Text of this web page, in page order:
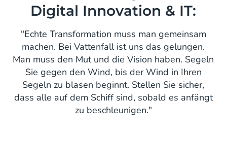
Digital Innovation & IT:
"Echte Transformation muss man gemeinsam
machen. Bei Vattenfall ist uns das gelungen.
Man muss den Mut und die Vision haben. Segeln
Sie gegen den Wind, bis der Wind in Ihren
Segeln zu blasen beginnt. Stellen Sie sicher,
dass alle auf dem Schiff sind, sobald es anfängt
zu beschleunigen."